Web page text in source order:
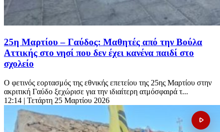
25η Μαρτίου – Γαύδος: Μαθητές από την Βούλα
Αττικής στο νησί που δεν έχει κανένα παιδί στο
σχολείο
Ο φετινός εορτασμός της εθνικής επετείου της 25ης Μαρτίου στην
ακριτική Γαύδο ξεχώρισε για την ιδιαίτερη ατμόσφαιρά τ...
12:14 | Τετάρτη 25 Μαρτίου 2026